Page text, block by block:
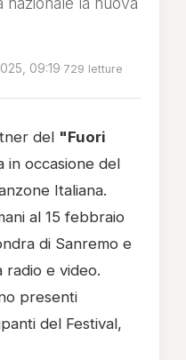
09:19·729 letture
del "Fuori
in occasione del
Italiana.
al 15 febbraio
di Sanremo e
radio e video.
presenti
del Festival,